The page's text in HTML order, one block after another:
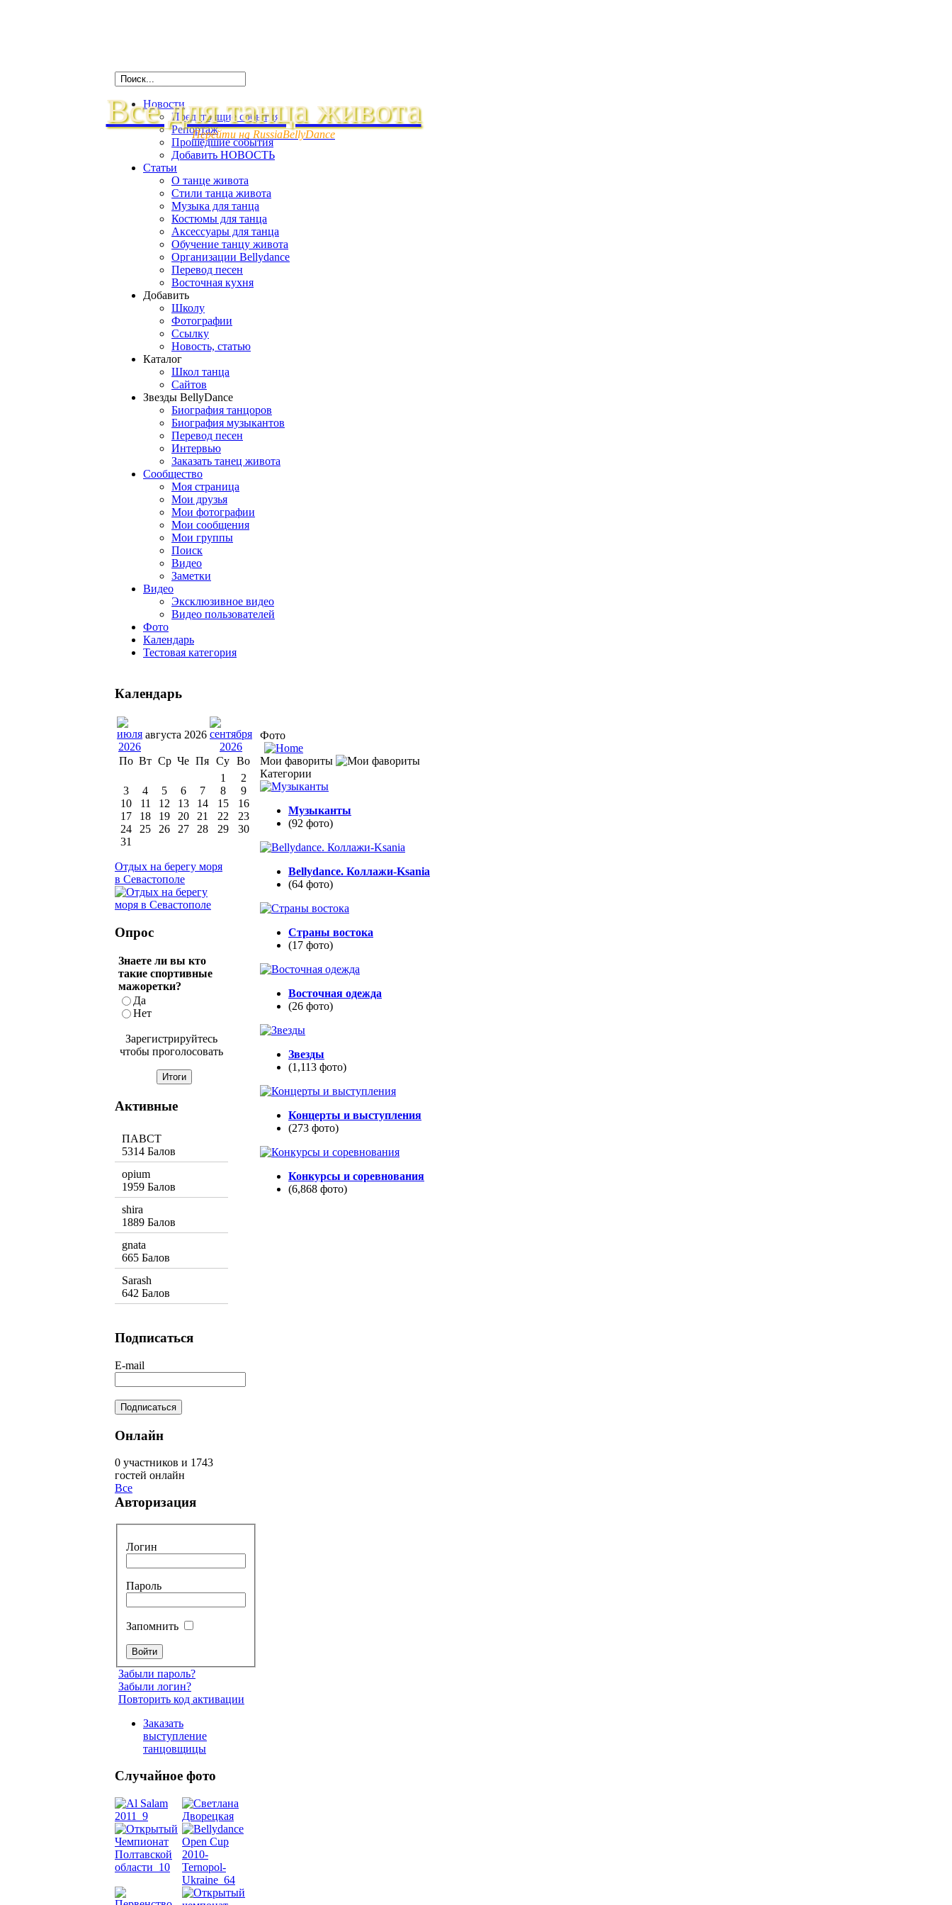
Все для танца живота
Перейти на RussiaBellyDance
Новости
Предстоящие события
Репортаж
Прошедшие события
Добавить НОВОСТЬ
Статьи
О танце живота
Стили танца живота
Музыка для танца
Костюмы для танца
Аксессуары для танца
Обучение танцу живота
Организации Bellydance
Перевод песен
Восточная кухня
Добавить
Школу
Фотографии
Ссылку
Новость, статью
Каталог
Школ танца
Сайтов
Звезды BellyDance
Биография танцоров
Биография музыкантов
Перевод песен
Интервью
Заказать танец живота
Сообщество
Моя страница
Мои друзья
Мои фотографии
Мои сообщения
Мои группы
Поиск
Видео
Заметки
Видео
Эксклюзивное видео
Видео пользователей
Фото
Календарь
Тестовая категория
Фото
Мои фавориты
Категории
Музыканты
(92 фото)
Bellydance. Коллажи-Ksania
(64 фото)
Страны востока
(17 фото)
Восточная одежда
(26 фото)
Звезды
(1,113 фото)
Концерты и выступления
(273 фото)
Конкурсы и соревнования
(6,868 фото)
Календарь
августа 2026
По Вт Ср Че Пя Су Во
1
2
3
4 5 6 7 8
9
10
11 12 13 14 15
16
17
18 19 20 21 22
23
24
25 26 27 28 29
30
31
Отдых на берегу моря
в Севастополе
Опрос
Знаете ли вы кто
такие спортивные
мажоретки?
Да
Нет
Зарегистрируйтесь
чтобы проголосовать
Активные
ПАВСТ
5314 Балов
opium
1959 Балов
shira
1889 Балов
gnata
665 Балов
Sarash
642 Балов
Подписаться
E-mail
Онлайн
0 участников и 1743
гостей онлайн
Все
Авторизация
Логин
Пароль
Запомнить
Забыли пароль?
Забыли логин?
Повторить код активации
Заказать
выступление
танцовщицы
Случайное фото